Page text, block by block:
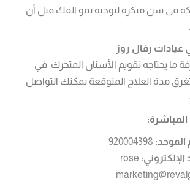
في سن مبكرة لتوجيه نمو الفك قبل أن
عيادات رفال روز
ما يحتاجه تقويم الأسنان المتحرك في
مدة العلاج المتوقعة يمكنك التواصل
الموحد:
الإلكتروني: